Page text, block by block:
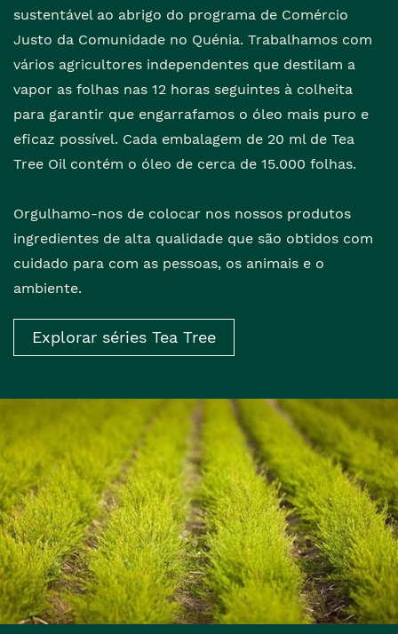
sustentável ao abrigo do programa de Comércio
Justo da Comunidade no Quénia. Trabalhamos com
vários agricultores independentes que destilam a
vapor as folhas nas 12 horas seguintes à colheita
para garantir que engarrafamos o óleo mais puro e
eficaz possível. Cada embalagem de 20 ml de Tea
Tree Oil contém o óleo de cerca de 15.000 folhas.
Orgulhamo-nos de colocar nos nossos produtos
ingredientes de alta qualidade que são obtidos com
cuidado para com as pessoas, os animais e o
ambiente.
Explorar séries Tea Tree